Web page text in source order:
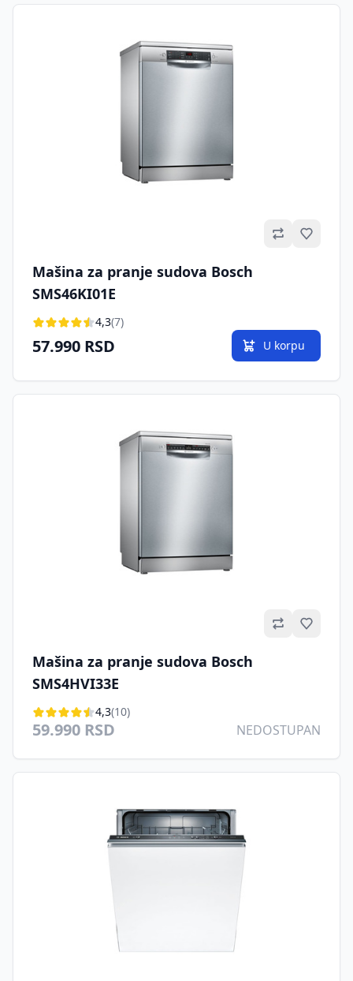
Mašina za pranje sudova Bosch
SMS46KI01E
4,3(7)
57.990 RSD U korpu
Mašina za pranje sudova Bosch
SMS4HVI33E
4,3(10)
59.990 RSD NEDOSTUPAN